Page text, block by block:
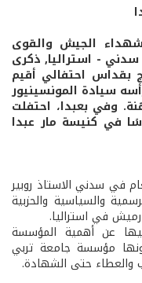
شهداء الجيش والقوى
سدني - استراليا, ذكرى
بقداس احتفالي أقيم
سيادة المونسينيور
وفي بعبدا، احتفلت
في كنيسة مار عبدا
في سدني الاستاذ روبير
والسياسية والحزبية
رميش في استراليا.
عن أهمية المؤسسة
مؤسسة جامعة تربي
والعطاء حتى الشهادة.